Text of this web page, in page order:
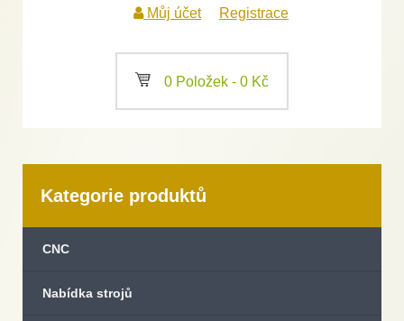
Můj účet Registrace
a 0 Položek - 0 Kč
Kategorie produktů
CNC
Nabídka strojů